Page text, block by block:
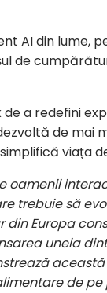
AI din lume,
de
de a redefini
de mai
viața
trebuie să
Europa
uneia
de pe